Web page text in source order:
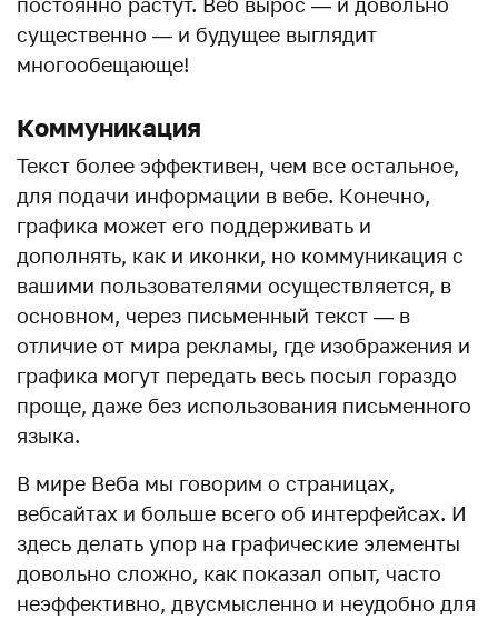
существенно — и будущее выглядит
многообещающе!
Коммуникация
Текст более эффективен, чем все остальное,
для подачи информации в вебе. Конечно,
графика может его поддерживать и
дополнять, как и иконки, но коммуникация с
вашими пользователями осуществляется, в
основном, через письменный текст — в
отличие от мира рекламы, где изображения и
графика могут передать весь посыл гораздо
проще, даже без использования письменного
языка.
В мире Веба мы говорим о страницах,
вебсайтах и больше всего об интерфейсах. И
здесь делать упор на графические элементы
довольно сложно, как показал опыт, часто
неэффективно, двусмысленно и неудобно для